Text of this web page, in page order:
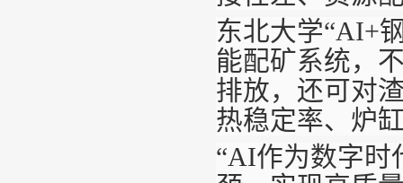
东北大学“AI+
能配矿系统，
排放，还可对
热稳定率、炉
“AI作为数字时